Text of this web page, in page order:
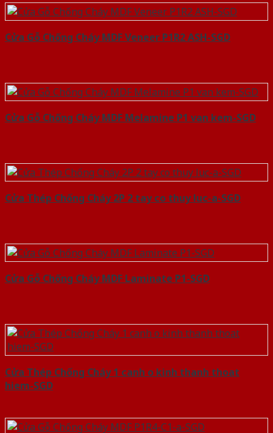
Cửa Gỗ Chống Cháy MDF Veneer P1R2 ASH-SGD
Cửa Gỗ Chống Cháy MDF Melamine P1 van kem-SGD
Cửa Thép Chống Cháy 2P 2 tay co thuy luc-a-SGD
Cửa Gỗ Chống Cháy MDF Laminate P1-SGD
Cửa Thép Chống Cháy 1 canh o kinh thanh thoat
hiem-SGD